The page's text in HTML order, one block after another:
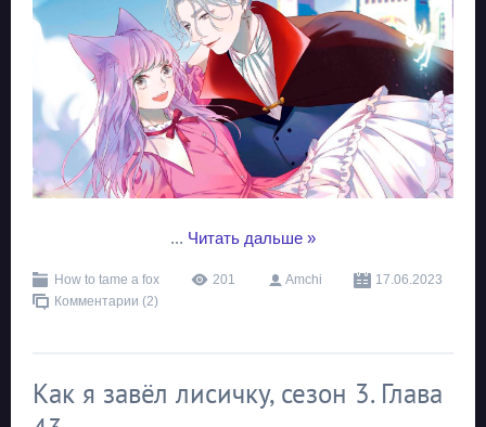
... Читать дальше »
How to tame a fox 201 Amchi
17.06.2023
Комментарии (2)
Как я завёл лисичку, сезон 3. Глава